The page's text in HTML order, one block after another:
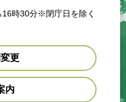
時30分※閉庁日を除く
更
内